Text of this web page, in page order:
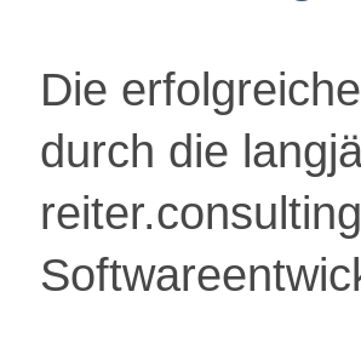
Die
durch die